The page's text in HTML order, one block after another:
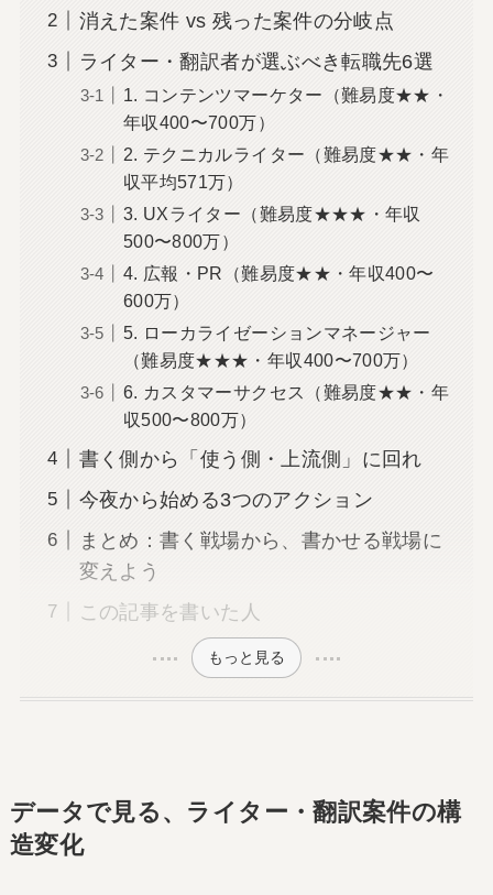
消えた案件 vs 残った案件の分岐点
ライター・翻訳者が選ぶべき転職先6選
1. コンテンツマーケター（難易度★★・
年収400〜700万）
2. テクニカルライター（難易度★★・年
収平均571万）
3. UXライター（難易度★★★・年収
500〜800万）
4. 広報・PR（難易度★★・年収400〜
600万）
5. ローカライゼーションマネージャー
（難易度★★★・年収400〜700万）
6. カスタマーサクセス（難易度★★・年
収500〜800万）
書く側から「使う側・上流側」に回れ
今夜から始める3つのアクション
まとめ：書く戦場から、書かせる戦場に
変えよう
この記事を書いた人
もっと見る
データで見る、ライター・翻訳案件の構
造変化